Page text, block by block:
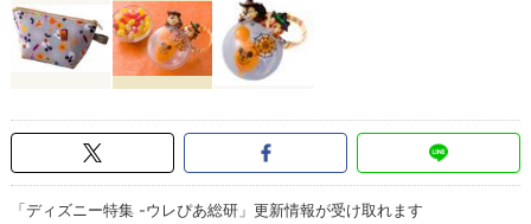
「ディズニー特集 -ウレぴあ総研」更新情報が受け取れます